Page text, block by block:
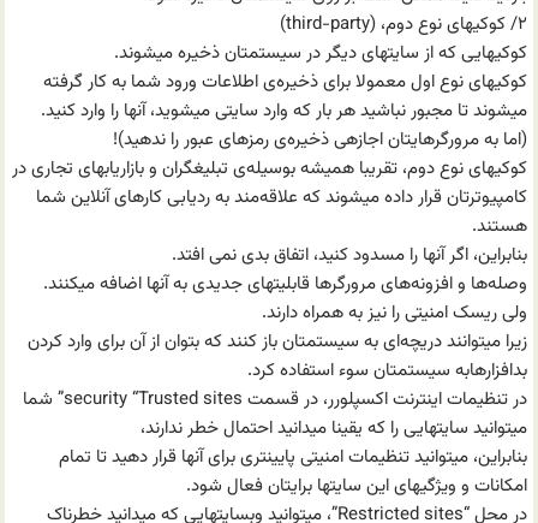
۲/ کوکیهای نوع دوم، (third-party)
کوکیهایی که از سایتهای دیگر در سیستمتان ذخیره میشوند.
کوکیهای نوع اول معمولا برای ذخیره‌ی اطلاعات ورود شما به کار گرفته
میشوند تا مجبور نباشید هر بار که وارد سایتی میشوید، آنها را وارد کنید.
(اما به مرورگرهایتان اجازه‎ی ذخیره‌ی رمزهای عبور را ندهید)!
کوکیهای نوع دوم، تقریبا همیشه بوسیله‌ی تبلیغگران و بازاریابهای تجاری در
کامپیوترتان قرار داده میشوند که علاقه‌مند به ردیابی کارهای آنلاین شما
هستند.
بنابراین، اگر آنها را مسدود کنید، اتفاق بدی نمی افتد.
وصله‌ها و افزونه‌های مرورگرها قابلیتهای جدیدی به آنها اضافه میکنند.
ولی ریسک امنیتی را نیز به همراه دارند.
زیرا میتوانند دریچه‌ای به سیستمتان باز کنند که بتوان از آن برای وارد کردن
بد‌افزارهابه سیستمتان سوء استفاده کرد.
در تنظیمات اینترنت اکسپلورر، در قسمت security “Trusted sites” شما
میتوانید سایتهایی را که یقینا میدانید احتمال خطر ندارند،
بنابراین، میتوانید تنظیمات امنیتی پایینتری برای آنها قرار دهید تا تمام
امکانات و ویژگیهای این سایتها برایتان فعال شود.
در محل “Restricted sites”، میتوانید وبسایتهایی که میدانید خطرناک